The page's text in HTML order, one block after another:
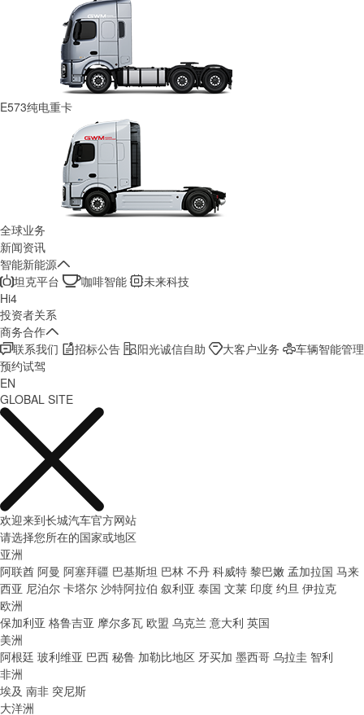
E573纯电重卡
全球业务
新闻资讯
智能新能源
坦克平台
咖啡智能
未来科技
Hi4
投资者关系
商务合作
联系我们
招标公告 阳光诚信自助 大客户业务
车辆智能管理
预约试驾
EN
GLOBAL SITE
欢迎来到长城汽车官方网站
请选择您所在的国家或地区
亚洲
阿联酋 阿曼 阿塞拜疆 巴基斯坦 巴林 不丹 科威特 黎巴嫩 孟加拉国 马来
西亚 尼泊尔 卡塔尔 沙特阿拉伯 叙利亚 泰国 文莱 印度 约旦 伊拉克
欧洲
保加利亚 格鲁吉亚 摩尔多瓦 欧盟 乌克兰 意大利 英国
美洲
阿根廷 玻利维亚 巴西 秘鲁 加勒比地区 牙买加 墨西哥 乌拉圭 智利
非洲
埃及 南非 突尼斯
大洋洲